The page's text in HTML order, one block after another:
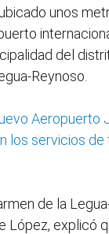
unos
del
Reynoso.
Aeropuerto
los servicios de
de la
López, explicó